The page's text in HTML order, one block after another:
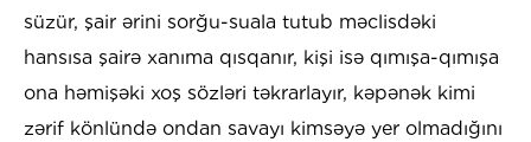
süzür, şair ərini sorğu-suala tutub məclisdəki
hansısa şairə xanıma qısqanır, kişi isə qımışa-qımışa
ona həmişəki xoş sözləri təkrarlayır, kəpənək kimi
zərif könlündə ondan savayı kimsəyə yer olmadığını